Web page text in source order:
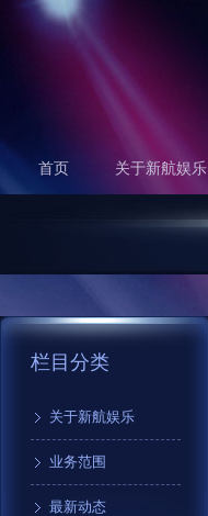
首页 关于新航娱乐
栏目分类
关于新航娱乐
业务范围
最新动态